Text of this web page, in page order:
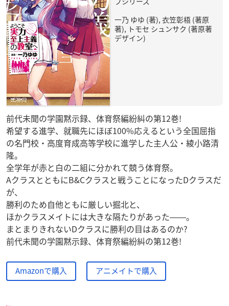
一乃 ゆゆ (著), 衣笠彰梧 (著原
著), トモセ シュンサク (著原著
デザイン)
前代未聞の学園黙示録、体育祭編紛糾の第12巻!
希望する進学、就職先にほぼ100%応えるという全国屈指
の名門校・高度育成高等学校に進学した主人公・綾小路清
隆。
全学年が赤と白の二組に分かれて競う体育祭。
AクラスとともにB&Cクラスと戦うことになったDクラスだ
が、
勝利のため自他ともに厳しい掘北と、
ほかクラスメイトには大きな隔たりがあった――。
まとまりきれないDクラスに勝利の目はあるのか?
前代未聞の学園黙示録、体育祭編紛糾の第12巻!
Amazonで購入 アニメイトで購入